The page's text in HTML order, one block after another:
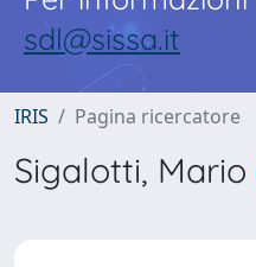
sdl@sissa.it
IRIS Pagina ricercatore
Sigalotti, Mario